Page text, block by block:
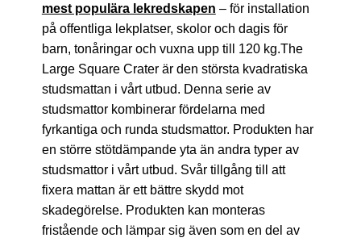
mest populära lekredskapen – för installation
på offentliga lekplatser, skolor och dagis för
barn, tonåringar och vuxna upp till 120 kg.The
Large Square Crater är den största kvadratiska
studsmattan i vårt utbud. Denna serie av
studsmattor kombinerar fördelarna med
fyrkantiga och runda studsmattor. Produkten har
en större stötdämpande yta än andra typer av
studsmattor i vårt utbud. Svår tillgång till att
fixera mattan är ett bättre skydd mot
skadegörelse. Produkten kan monteras
fristående och lämpar sig även som en del av